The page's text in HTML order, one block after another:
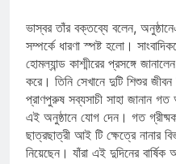
ভাস্বর তাঁর বক্তব্যে বলেন,
সম্পর্কে ধারণা স্পষ্ট হলো।
হোমল্যান্ড কাশ্মীরের প্রসঙ্গে
করে। তিনি সেখানে দুটি শিশুর জীবন
প্রাণপুরুষ সব্যসাচী সাহা জানান গত
এই অনুষ্ঠানে যোগ দেন। গত
ছাত্রছাত্রী আই টি ক্ষেত্রে নানার
নিয়েছেন। যাঁরা এই দুদিনের বার্ষিক